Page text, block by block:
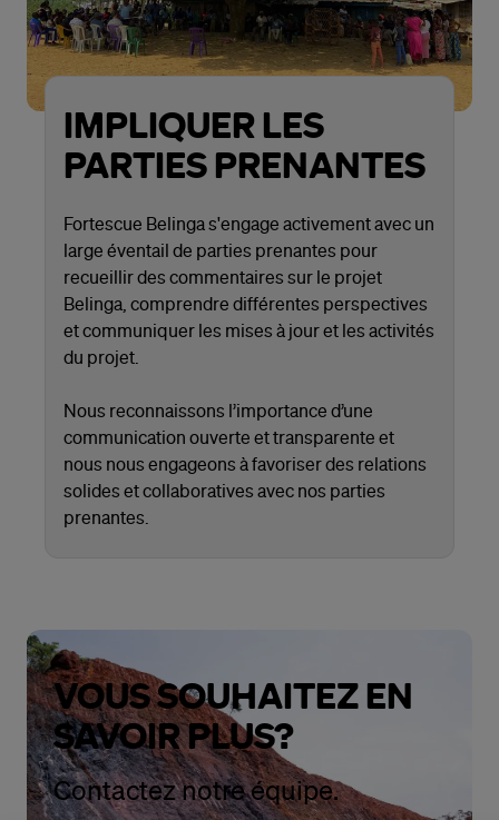
IMPLIQUER LES
PARTIES PRENANTES
Fortescue Belinga s'engage activement avec un
large éventail de parties prenantes pour
recueillir des commentaires sur le projet
Belinga, comprendre différentes perspectives
et communiquer les mises à jour et les activités
du projet.
Nous reconnaissons l’importance d’une
communication ouverte et transparente et
nous nous engageons à favoriser des relations
solides et collaboratives avec nos parties
prenantes.
VOUS SOUHAITEZ EN
SAVOIR PLUS?
Contactez notre équipe.